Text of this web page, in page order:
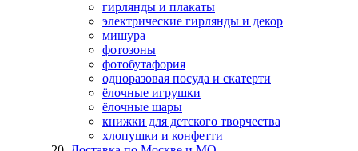
гирлянды и плакаты
электрические гирлянды и декор
мишура
фотозоны
фотобутафория
одноразовая посуда и скатерти
ёлочные игрушки
ёлочные шары
книжки для детского творчества
хлопушки и конфетти